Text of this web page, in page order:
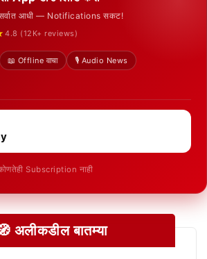
सर्वात आधी — Notifications सकट!
4.8 (12K+ reviews)
📖 Offline वाचा
🎙️ Audio News
Subscription नाही
अलीकडील बातम्या